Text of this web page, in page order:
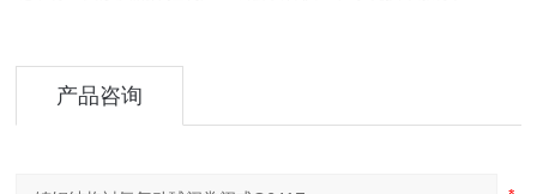
产品咨询